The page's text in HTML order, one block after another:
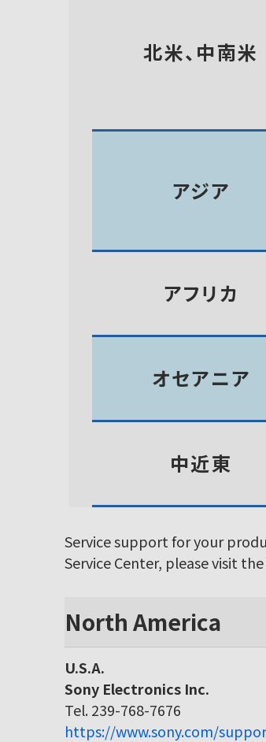
北米、中南米
アジア
アフリカ
オセアニア
中近東
Service support for your
Service Center, please visit
North America
U.S.A.
Sony Electronics Inc.
Tel. 239-768-7676
https://www.sony.com/